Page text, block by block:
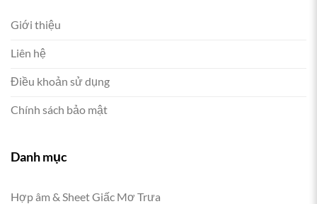
Giới thiệu
Liên hệ
Điều khoản sử dụng
Chính sách bảo mật
Danh mục
Hợp âm & Sheet Giấc Mơ Trưa